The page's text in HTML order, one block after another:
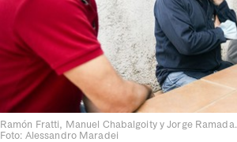
Ramón Fratti, Manuel Chabalgoity y Jorge Ramada.
Foto: Alessandro Maradei